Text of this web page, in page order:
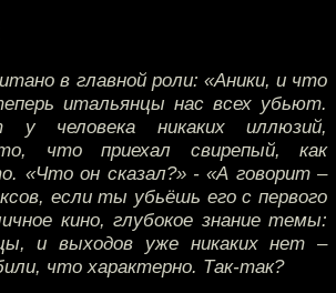
в главной роли: «Аники, и что
итальянцы нас всех убьют.
у человека никаких иллюзий,
что приехал свирепый, как
«Что он сказал?» - «А говорит –
если ты убьёшь его с первого
кино, глубокое знание темы:
и выходов уже никаких нет –
что характерно. Так-так?